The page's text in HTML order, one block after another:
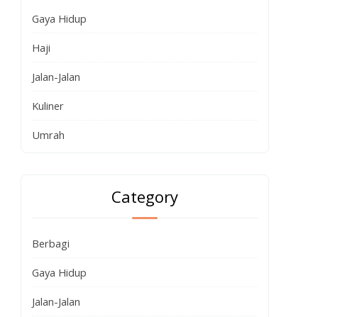
Gaya Hidup
Haji
Jalan-Jalan
Kuliner
Umrah
Category
Berbagi
Gaya Hidup
Jalan-Jalan